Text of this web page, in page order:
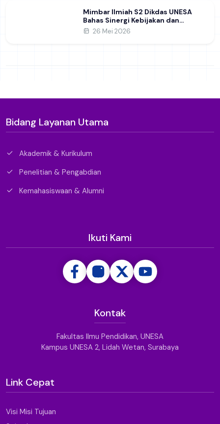
Mimbar Ilmiah S2 Dikdas UNESA
Bahas Sinergi Kebijakan dan
Pendidikan
26 Mei 2026
Bidang Layanan Utama
Akademik & Kurikulum
Penelitian & Pengabdian
Kemahasiswaan & Alumni
Ikuti Kami
Kontak
Fakultas Ilmu Pendidikan, UNESA
Kampus UNESA 2, Lidah Wetan, Surabaya
Link Cepat
Visi Misi Tujuan